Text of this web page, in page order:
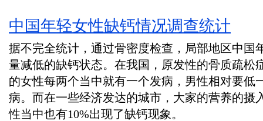
中国年轻女性缺钙情况调查统计
据不完全统计，通过骨密度检查，局部地区中国
量减低的缺钙状态。在我国，原发性的骨质疏松
的女性每两个当中就有一个发病，男性相对要低
病。而在一些经济发达的城市，大家的营养的摄
性当中也有10%出现了缺钙现象。